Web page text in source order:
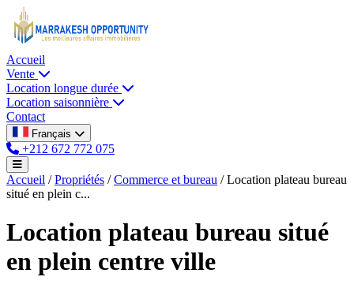
Accueil
Vente
Location longue durée
Location saisonnière
Contact
Français
+212 672 772 075
Accueil / Propriétés / Commerce et bureau / Location plateau bureau
situé en plein c...
Location plateau bureau situé
en plein centre ville